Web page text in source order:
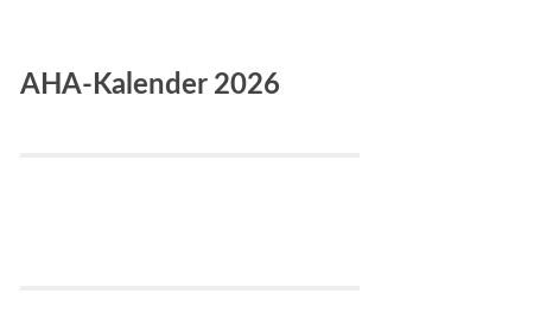
AHA-Kalender 2026